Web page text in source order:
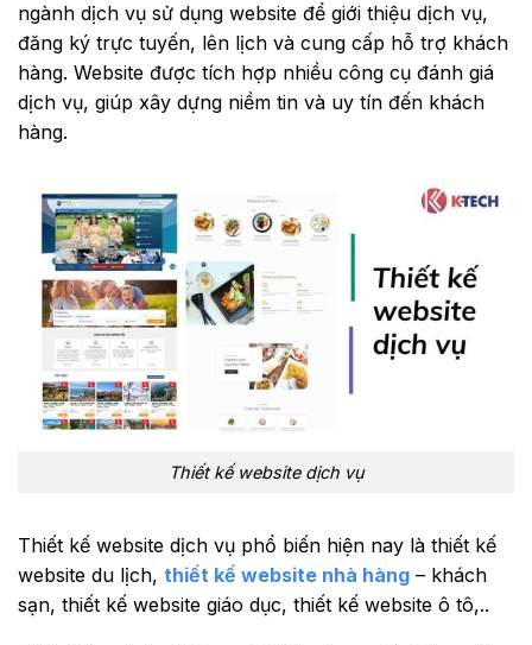
ngành dịch vụ sử dụng website để giới thiệu dịch vụ,
đăng ký trực tuyến, lên lịch và cung cấp hỗ trợ khách
hàng. Website được tích hợp nhiều công cụ đánh giá
dịch vụ, giúp xây dựng niềm tin và uy tín đến khách
hàng.
Thiết kế website dịch vụ
Thiết kế website dịch vụ phổ biến hiện nay là thiết kế
website du lịch, thiết kế website nhà hàng – khách
sạn, thiết kế website giáo dục, thiết kế website ô tô,..